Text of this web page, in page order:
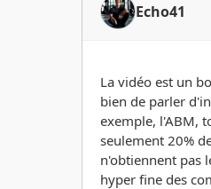
Echo41
La vidéo est un
bien de parler
exemple, l'ABM,
seulement 20%
n'obtiennent pas
hyper fine des